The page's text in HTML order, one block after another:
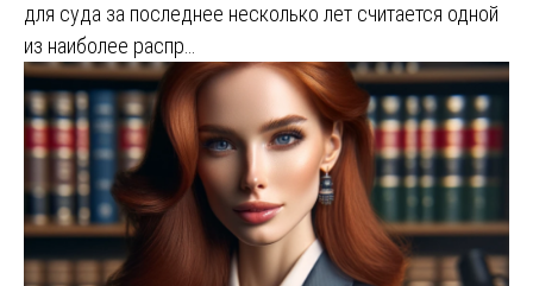
для суда за последнее несколько лет считается одной
из наиболее распр…